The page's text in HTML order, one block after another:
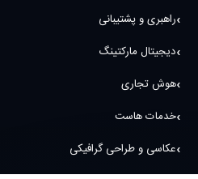
راهبری و پشتیبانی
دیجیتال مارکتینگ
هوش تجاری
خدمات هاست
عکاسی و طراحی گرافیکی